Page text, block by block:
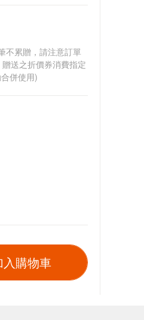
不累贈，請注意訂單
送之折價券消費指定
併使用)
入購物車